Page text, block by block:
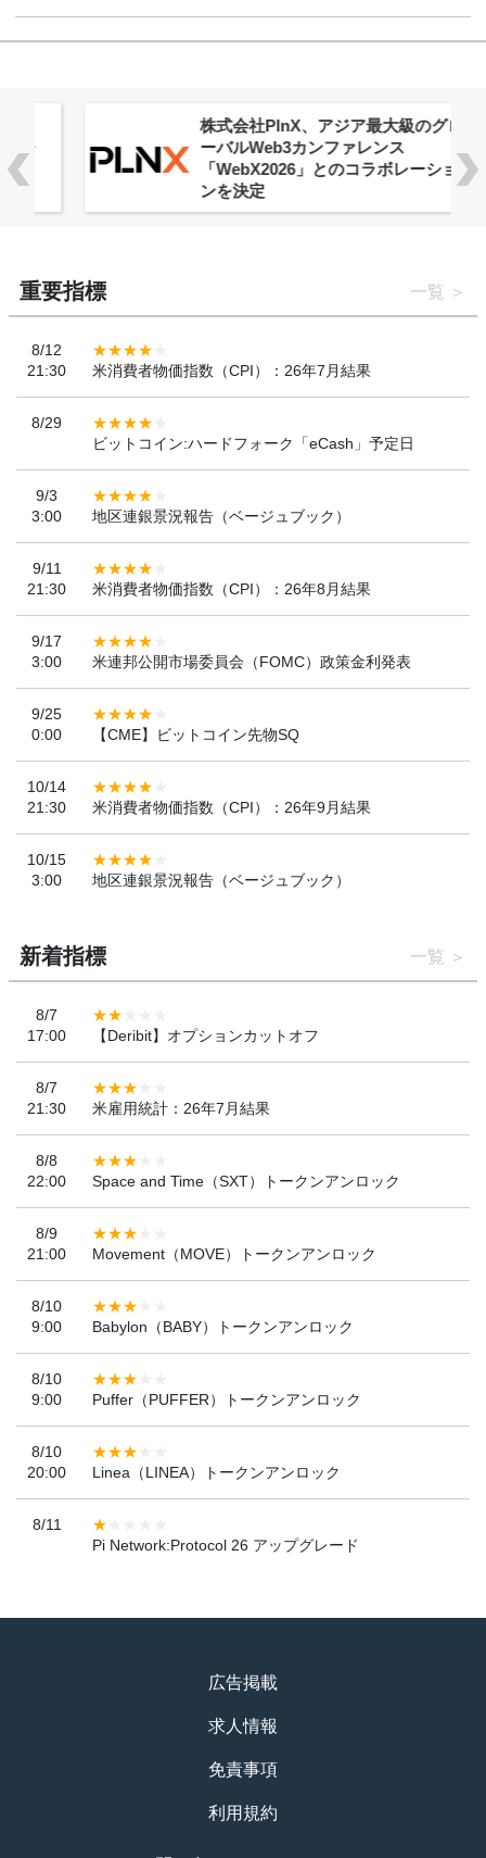
株式会社PlnX、アジア最大級のグロ
ーバルWeb3カンファレンス
「WebX2026」とのコラボレーショ
ンを決定
重要指標 一覧
8/12
21:30
米消費者物価指数（CPI）：26年7月結果
8/29
ビットコイン:ハードフォーク「eCash」予定日
9/3
3:00
地区連銀景況報告（ベージュブック）
9/11
21:30
米消費者物価指数（CPI）：26年8月結果
9/17
3:00
米連邦公開市場委員会（FOMC）政策金利発表
9/25
0:00
【CME】ビットコイン先物SQ
10/14
21:30
米消費者物価指数（CPI）：26年9月結果
10/15
3:00
地区連銀景況報告（ベージュブック）
新着指標 一覧
8/7
17:00
【Deribit】オプションカットオフ
8/7
21:30
米雇用統計：26年7月結果
8/8
22:00
Space and Time（SXT）トークンアンロック
8/9
21:00
Movement（MOVE）トークンアンロック
8/10
9:00
Babylon（BABY）トークンアンロック
8/10
9:00
Puffer（PUFFER）トークンアンロック
8/10
20:00
Linea（LINEA）トークンアンロック
8/11
Pi Network:Protocol 26 アップグレード
広告掲載
求人情報
免責事項
利用規約